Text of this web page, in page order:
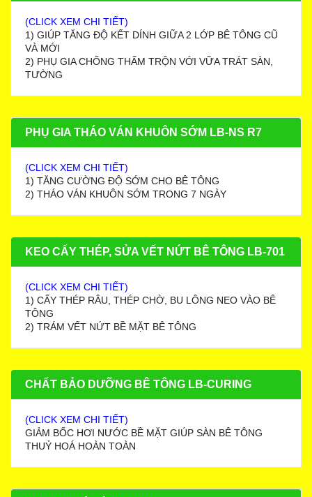
(CLICK XEM CHI TIẾT)
1) GIÚP TĂNG ĐỘ KẾT DÍNH GIỮA 2 LỚP BÊ TÔNG CŨ
VÀ MỚI
2) PHỤ GIA CHỐNG THẤM TRỘN VỚI VỮA TRÁT SÀN,
TƯỜNG
PHỤ GIA THÁO VÁN KHUÔN SỚM LB-NS R7
(CLICK XEM CHI TIẾT)
1) TĂNG CƯỜNG ĐỘ SỚM CHO BÊ TÔNG
2) THÁO VÁN KHUÔN SỚM TRONG 7 NGÀY
KEO CẤY THÉP, SỬA VẾT NỨT BÊ TÔNG LB-701
(CLICK XEM CHI TIẾT)
1) CẤY THÉP RÂU, THÉP CHỜ, BU LÔNG NEO VÀO BÊ
TÔNG
2) TRÁM VẾT NỨT BỀ MẶT BÊ TÔNG
CHẤT BẢO DƯỠNG BÊ TÔNG LB-CURING
(CLICK XEM CHI TIẾT)
GIẢM BỐC HƠI NƯỚC BỀ MẶT GIÚP SÀN BÊ TÔNG
THUỶ HOÁ HOÀN TOÀN